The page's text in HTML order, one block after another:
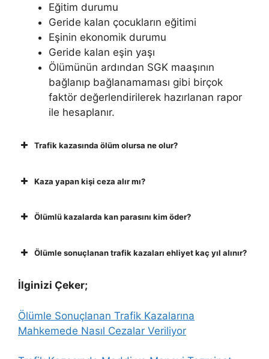
Eğitim durumu
Geride kalan çocukların eğitimi
Eşinin ekonomik durumu
Geride kalan eşin yaşı
Ölümünün ardından SGK maaşının
bağlanıp bağlanamaması gibi birçok
faktör değerlendirilerek hazırlanan rapor
ile hesaplanır.
Trafik kazasında ölüm olursa ne olur?
Kaza yapan kişi ceza alır mı?
Ölümlü kazalarda kan parasını kim öder?
Ölümle sonuçlanan trafik kazaları ehliyet kaç yıl alınır?
İlginizi Çeker;
Ölümle Sonuçlanan Trafik Kazalarına
Mahkemede Nasıl Cezalar Veriliyor